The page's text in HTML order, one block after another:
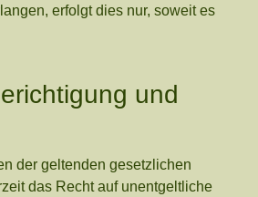
erfolgt dies nur, soweit es
und
der geltenden gesetzlichen
das Recht auf unentgeltliche